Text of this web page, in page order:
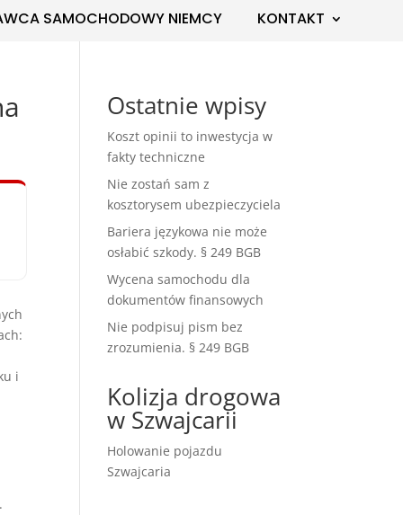
SAMOCHODOWY NIEMCY KONTAKT
i
Ostatnie wpisy
Koszt opinii to inwestycja w
fakty techniczne
Nie zostań sam z
kosztorysem ubezpieczyciela
Bariera językowa nie może
osłabić szkody. § 249 BGB
Wycena samochodu dla
dokumentów finansowych
Nie podpisuj pism bez
zrozumienia. § 249 BGB
Kolizja drogowa
w Szwajcarii
Holowanie pojazdu
Szwajcaria